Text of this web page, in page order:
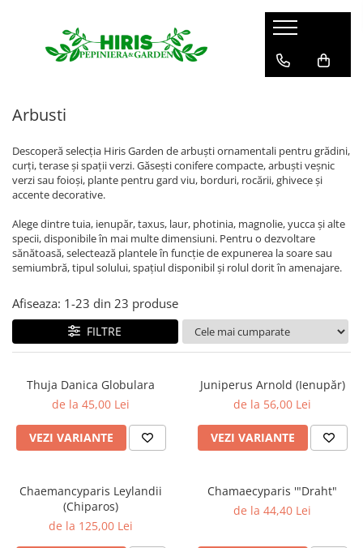
Servicii
profesionale
Montare gazon prin însamanțare
și gazon rulou
Complexe Rezidențiale și Asociații
Sisteme de irigații și aspersie –
montaj profesional
Arbusti
Descoperă selecția Hiris Garden de arbuști ornamentali pentru grădini,
curți, terase și spații verzi. Găsești conifere compacte, arbuști veșnic
verzi sau foioși, plante pentru gard viu, borduri, rocării, ghivece și
accente decorative.
Alege dintre tuia, ienupăr, taxus, laur, photinia, magnolie, yucca și alte
specii, disponibile în mai multe dimensiuni. Pentru o dezvoltare
sănătoasă, selectează plantele în funcție de expunerea la soare sau
semiumbră, tipul solului, spațiul disponibil și rolul dorit în amenajare.
Afiseaza: 1-23 din 23 produse
FILTRE
Thuja Danica Globulara
de la 45,00 Lei
VEZI VARIANTE
Juniperus Arnold (Ienupăr)
de la 56,00 Lei
VEZI VARIANTE
Chaemancyparis Leylandii
(Chiparos)
de la 125,00 Lei
Chamaecyparis '"Draht"
de la 44,40 Lei